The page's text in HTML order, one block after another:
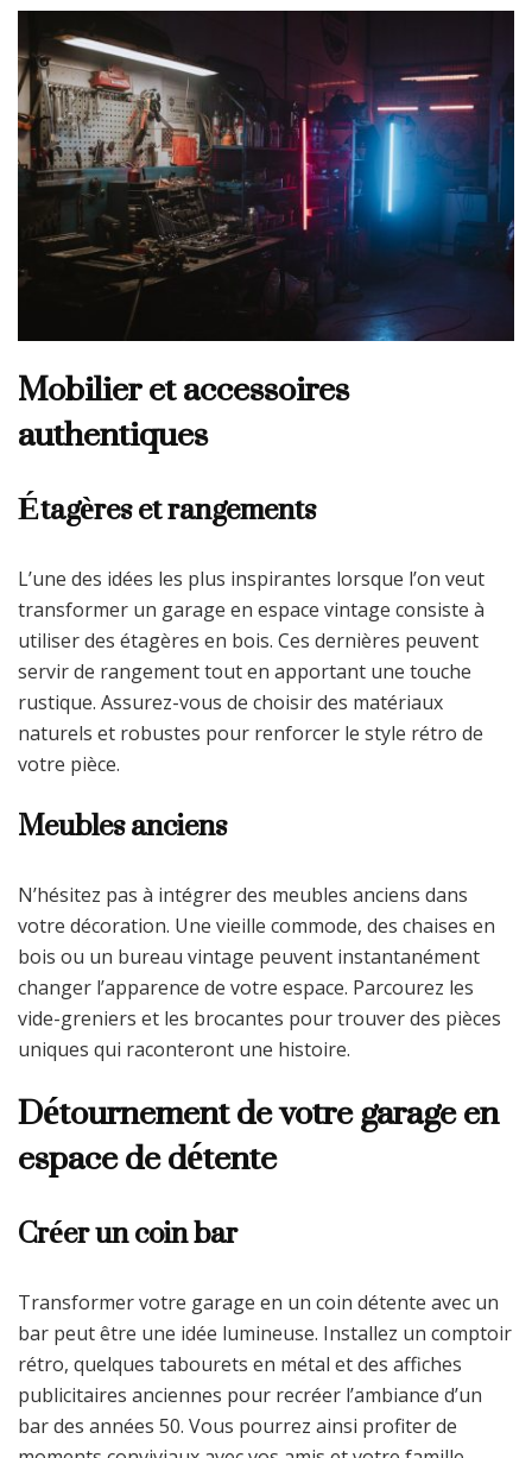
Mobilier et accessoires
authentiques
Étagères et rangements
L’une des idées les plus inspirantes lorsque l’on veut
transformer un garage en espace vintage consiste à
utiliser des étagères en bois. Ces dernières peuvent
servir de rangement tout en apportant une touche
rustique. Assurez-vous de choisir des matériaux
naturels et robustes pour renforcer le style rétro de
votre pièce.
Meubles anciens
N’hésitez pas à intégrer des meubles anciens dans
votre décoration. Une vieille commode, des chaises en
bois ou un bureau vintage peuvent instantanément
changer l’apparence de votre espace. Parcourez les
vide-greniers et les brocantes pour trouver des pièces
uniques qui raconteront une histoire.
Détournement de votre garage en
espace de détente
Créer un coin bar
Transformer votre garage en un coin détente avec un
bar peut être une idée lumineuse. Installez un comptoir
rétro, quelques tabourets en métal et des affiches
publicitaires anciennes pour recréer l’ambiance d’un
bar des années 50. Vous pourrez ainsi profiter de